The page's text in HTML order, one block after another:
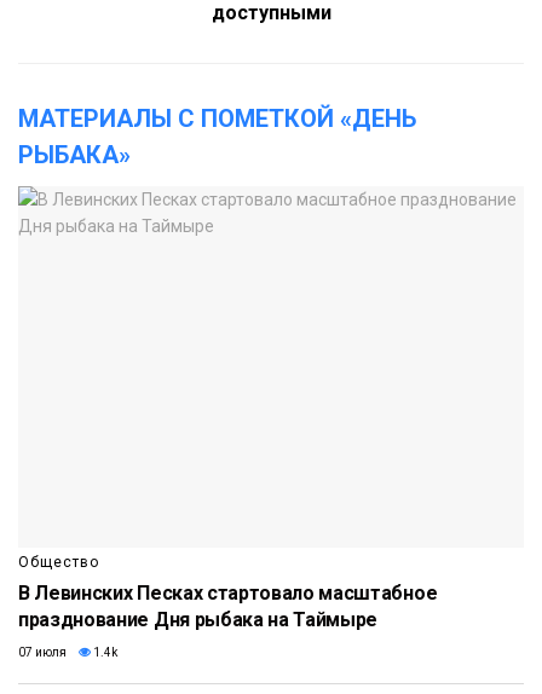
доступными
МАТЕРИАЛЫ С ПОМЕТКОЙ «ДЕНЬ
РЫБАКА»
Общество
В Левинских Песках стартовало масштабное
празднование Дня рыбака на Таймыре
07 июля 1.4k